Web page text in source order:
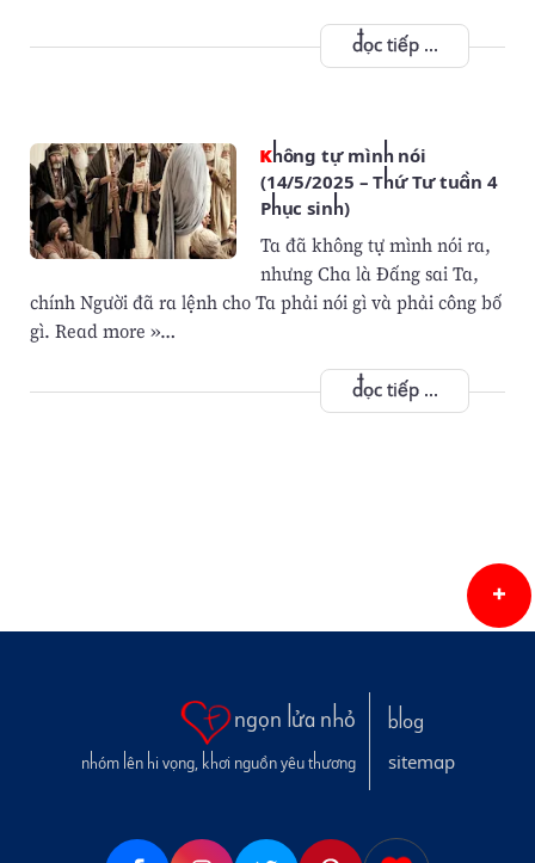
đọc tiếp ...
Không tự mình nói
(14/5/2025 – Thứ Tư tuần 4
Phục sinh)
Ta đã không tự mình nói ra,
nhưng Cha là Ðấng sai Ta,
chính Người đã ra lệnh cho Ta phải nói gì và phải công bố
gì. Read more »…
đọc tiếp ...
ngọn lửa nhỏ
nhóm lên hi vọng, khơi nguồn yêu thương
blog
sitemap